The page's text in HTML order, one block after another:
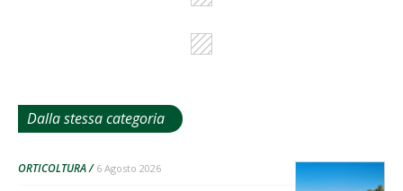
Dalla stessa categoria
ORTICOLTURA 6 Agosto 2026